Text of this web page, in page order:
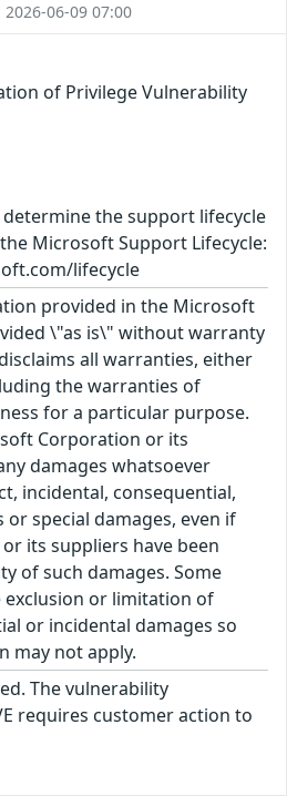
06-09 07:00
of Privilege Vulnerability
determine the support lifecycle
Microsoft Support Lifecycle:
lifecycle
provided in the Microsoft
\"as is\" without warranty
all warranties, either
the warranties of
for a particular purpose.
Corporation or its
damages whatsoever
incidental, consequential,
special damages, even if
its suppliers have been
of such damages. Some
or limitation of
or incidental damages so
may not apply.
The vulnerability
requires customer action to